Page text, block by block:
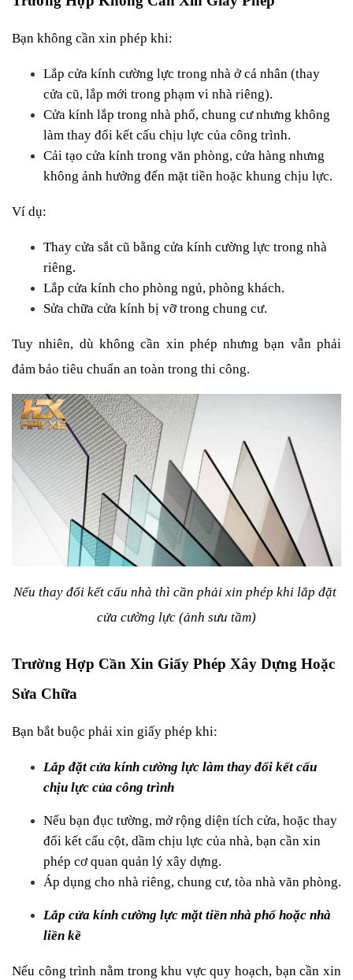
Bạn không cần xin phép khi:
Lắp cửa kính cường lực trong nhà ở cá nhân (thay
cửa cũ, lắp mới trong phạm vi nhà riêng).
Cửa kính lắp trong nhà phố, chung cư nhưng không
làm thay đổi kết cấu chịu lực của công trình.
Cải tạo cửa kính trong văn phòng, cửa hàng nhưng
không ảnh hưởng đến mặt tiền hoặc khung chịu lực.
Ví dụ:
Thay cửa sắt cũ bằng cửa kính cường lực trong nhà
riêng.
Lắp cửa kính cho phòng ngủ, phòng khách.
Sửa chữa cửa kính bị vỡ trong chung cư.
Tuy nhiên, dù không cần xin phép nhưng bạn vẫn phải
đảm bảo tiêu chuẩn an toàn trong thi công.
Nếu thay đổi kết cấu nhà thì cần phải xin phép khi lắp đặt
cửa cường lực (ảnh sưu tầm)
Trường Hợp Cần Xin Giấy Phép Xây Dựng Hoặc
Sửa Chữa
Bạn bắt buộc phải xin giấy phép khi:
Lắp đặt cửa kính cường lực làm thay đổi kết cấu
chịu lực của công trình
Nếu bạn đục tường, mở rộng diện tích cửa, hoặc thay
đổi kết cấu cột, dầm chịu lực của nhà, bạn cần xin
phép cơ quan quản lý xây dựng.
Áp dụng cho nhà riêng, chung cư, tòa nhà văn phòng.
Lắp cửa kính cường lực mặt tiền nhà phố hoặc nhà
liền kề
Nếu công trình nằm trong khu vực quy hoạch, bạn cần xin